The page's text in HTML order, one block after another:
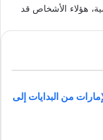
هؤلاء الأشخاص قد
من البدايات إلى